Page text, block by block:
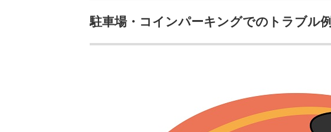
駐車場・コインパーキングでのトラブル例